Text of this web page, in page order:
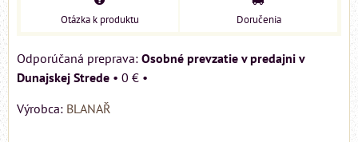
Otázka k produktu Doručenia
Osobné prevzatie v predajni v
Dunajskej Strede • 0 € •
Výrobca: BLANAŘ